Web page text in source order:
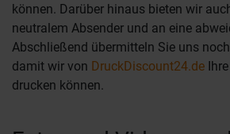
können. Darüber hinaus bieten wir
neutralem Absender und an eine
Abschließend übermitteln Sie uns
damit wir von DruckDiscount24.de
drucken können.